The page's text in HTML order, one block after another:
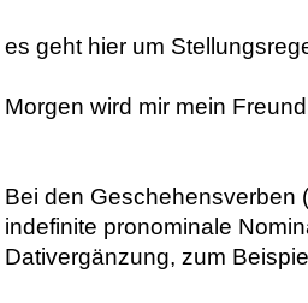
es geht hier um
Morgen wird mir mein
Bei den Geschehensverben
indefinite pronominale
Dativergänzung, zum